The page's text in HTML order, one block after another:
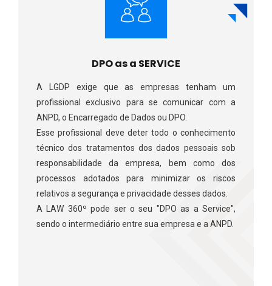
DPO as a SERVICE
A LGDP exige que as empresas tenham um
profissional exclusivo para se comunicar com a
ANPD, o Encarregado de Dados ou DPO.​ ​
Esse profissional deve deter todo o conhecimento
técnico dos tratamentos dos dados pessoais sob
responsabilidade da empresa, bem como dos
processos adotados para minimizar os riscos
relativos a segurança e privacidade desses dados. ​
​ A LAW 360º pode ser o seu "DPO as a Service",
sendo o intermediário entre sua empresa e a ANPD.